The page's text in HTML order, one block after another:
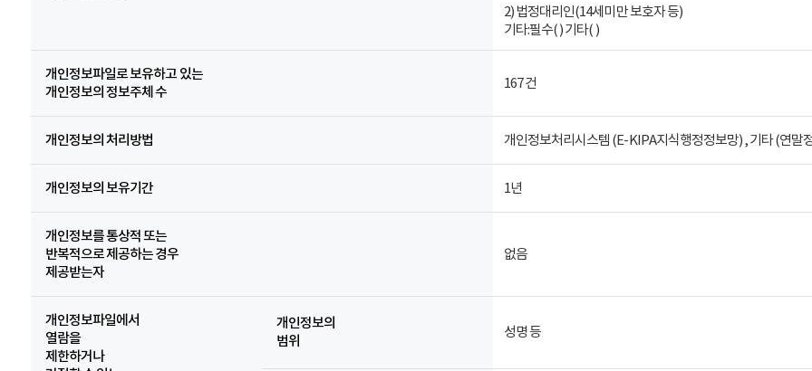
2) 법정대리인(14세미만 보호자 등)
기타:필수( ) 기타( )
개인정보파일로 보유하고 있는
개인정보의 정보주체 수
167 건
개인정보의 처리방법 개인정보처리시스템 (E-KIPA지식행정정보망) , 기타 (연말
개인정보의 보유기간 1년
개인정보를 통상적 또는
반복적으로 제공하는 경우
제공받는자
없음
개인정보파일에서
열람을
제한하거나
개인정보의
범위
성명 등